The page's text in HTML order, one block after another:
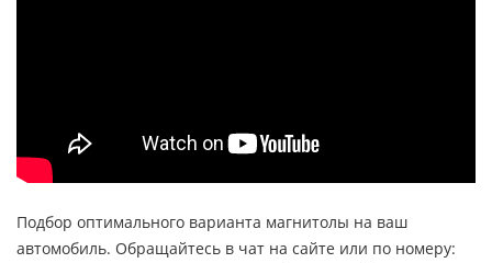
Подбор оптимального варианта магнитолы на ваш
автомобиль. Обращайтесь в чат на сайте или по номеру: